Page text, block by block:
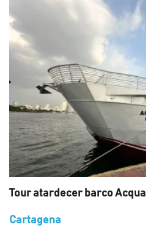
Tour atardecer barco Acqua
Cartagena